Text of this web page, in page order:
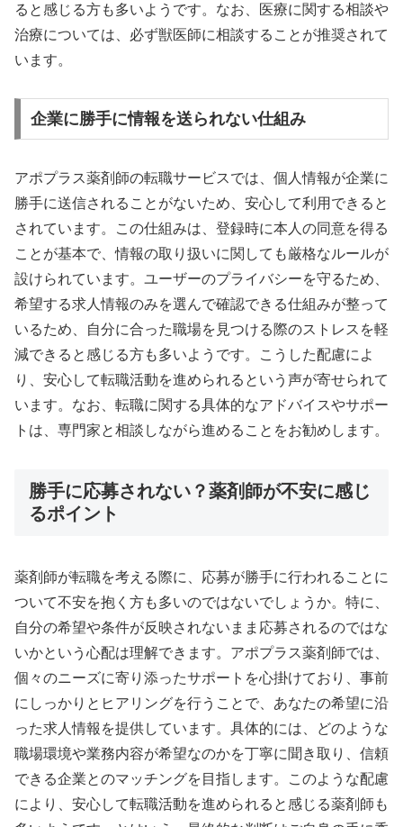
ると感じる方も多いようです。なお、医療に関する相談や
治療については、必ず獣医師に相談することが推奨されて
います。
企業に勝手に情報を送られない仕組み
アポプラス薬剤師の転職サービスでは、個人情報が企業に
勝手に送信されることがないため、安心して利用できると
されています。この仕組みは、登録時に本人の同意を得る
ことが基本で、情報の取り扱いに関しても厳格なルールが
設けられています。ユーザーのプライバシーを守るため、
希望する求人情報のみを選んで確認できる仕組みが整って
いるため、自分に合った職場を見つける際のストレスを軽
減できると感じる方も多いようです。こうした配慮によ
り、安心して転職活動を進められるという声が寄せられて
います。なお、転職に関する具体的なアドバイスやサポー
トは、専門家と相談しながら進めることをお勧めします。
勝手に応募されない？薬剤師が不安に感じ
るポイント
薬剤師が転職を考える際に、応募が勝手に行われることに
ついて不安を抱く方も多いのではないでしょうか。特に、
自分の希望や条件が反映されないまま応募されるのではな
いかという心配は理解できます。アポプラス薬剤師では、
個々のニーズに寄り添ったサポートを心掛けており、事前
にしっかりとヒアリングを行うことで、あなたの希望に沿
った求人情報を提供しています。具体的には、どのような
職場環境や業務内容が希望なのかを丁寧に聞き取り、信頼
できる企業とのマッチングを目指します。このような配慮
により、安心して転職活動を進められると感じる薬剤師も